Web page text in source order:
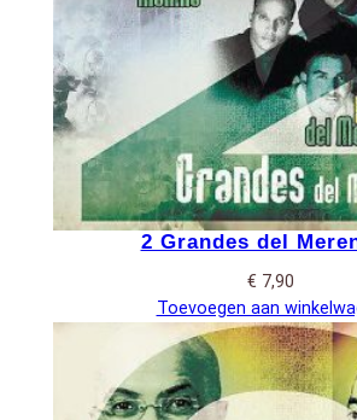
2 Grandes del
€ 7,90
Toevoegen aan